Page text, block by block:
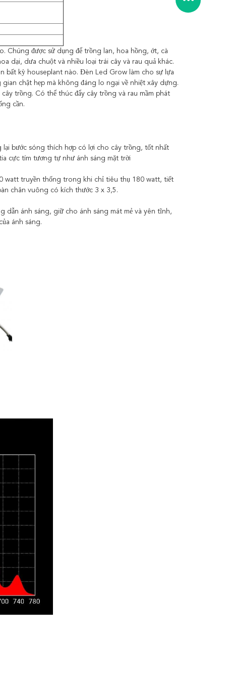
Chúng được sử dụng để trồng lan, hoa hồng, ớt, cà
dại, dưa chuột và nhiều loại trái cây và rau quả khác.
bất kỳ houseplant nào. Đèn Led Grow làm cho sự lựa
chật hẹp mà không đáng lo ngại về nhiệt xây dựng.
cây trồng. Có thể thúc đẩy cây trồng và rau mầm phát
cần.
bước sóng thích hợp có lợi cho cây trồng, tốt nhất
cực tím tương tự như ánh sáng mặt trời
watt truyền thống trong khi chỉ tiêu thụ 180 watt, tiết
chân vuông có kích thước 3 x 3,5.
dẫn ánh sáng, giữ cho ánh sáng mát mẻ và yên tĩnh,
ánh sáng.